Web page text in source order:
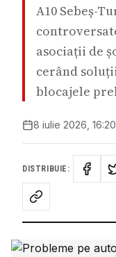
A10 Sebeș-
asociații de
cerând
blocajele
8 iulie 2026, 16:20
DISTRIBUIE: